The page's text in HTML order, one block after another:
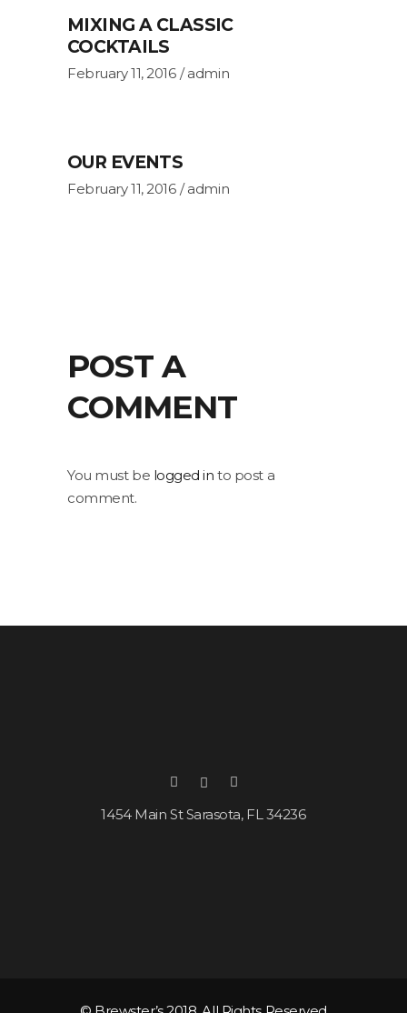
MIXING A CLASSIC
COCKTAILS
February 11, 2016 admin
OUR EVENTS
February 11, 2016 admin
POST A
COMMENT
You must be logged in to post a
comment.
1454 Main St Sarasota, FL 34236